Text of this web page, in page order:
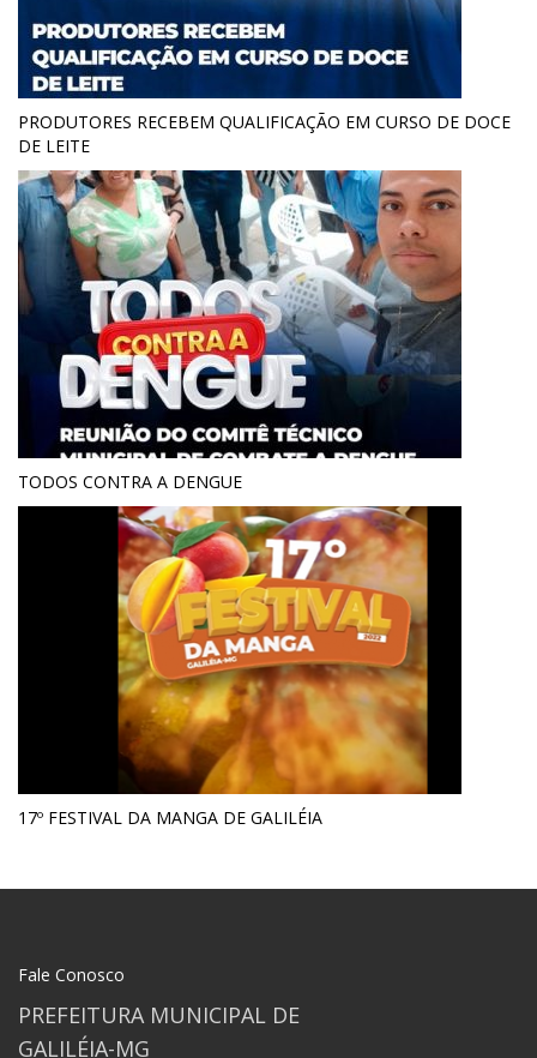
PRODUTORES RECEBEM QUALIFICAÇÃO EM CURSO DE DOCE
DE LEITE
TODOS CONTRA A DENGUE
17º FESTIVAL DA MANGA DE GALILÉIA
Fale Conosco
PREFEITURA MUNICIPAL DE
GALILÉIA-MG